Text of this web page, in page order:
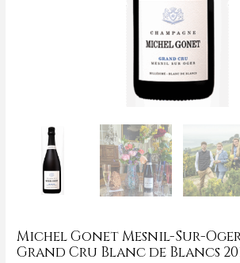
Michel Gonet Mesnil-Sur-
Grand Cru Blanc de Blancs